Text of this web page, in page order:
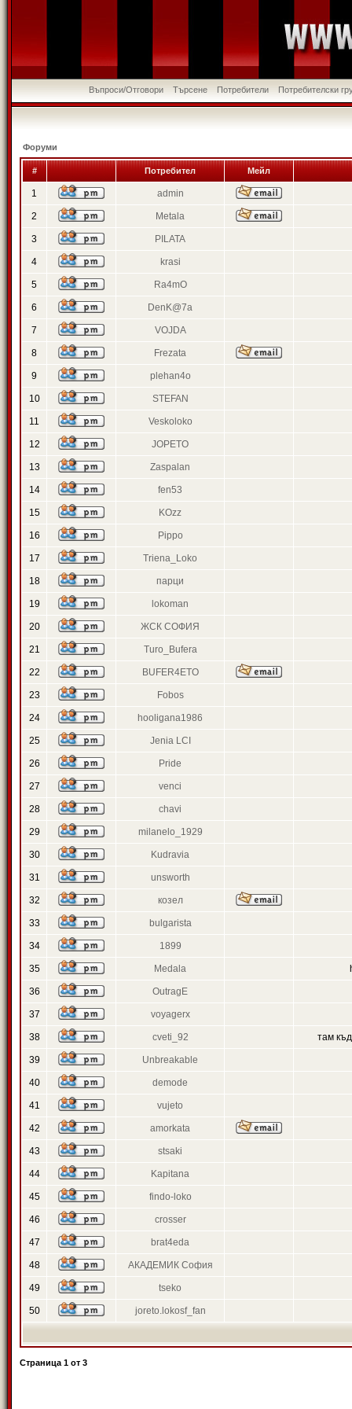
Въпроси/Отговори Търсене Потребители Потребителски
Форуми
# Потребител Мейл
1 admin
2 Metala
3 PILATA
4 krasi
5 Ra4mO
6 DenK@7a
7 VOJDA
8 Frezata
9 plehan4o
10 STEFAN
11 Veskoloko
12 JOPETO
13 Zaspalan
14 fen53
15 KOzz
16 Pippo
17 Triena_Loko
18 парци
19 lokoman
20 ЖСК СОФИЯ
21 Turo_Bufera
22 BUFER4ETO
23 Fobos
24 hooligana1986
25 Jenia LCI
26 Pride
27 venci
28 chavi
29 milanelo_1929
30 Kudravia
31 unsworth
32 козел
33 bulgarista
34 1899
35 Medala
36 OutragE
37 voyagerx
38 cveti_92 там
39 Unbreakable
40 demode
41 vujeto
42 amorkata
43 stsaki
44 Kapitana
45 findo-loko
46 crosser
47 brat4eda
48 АКАДЕМИК София
49 tseko
50 joreto.lokosf_fan
Страница 1 от 3